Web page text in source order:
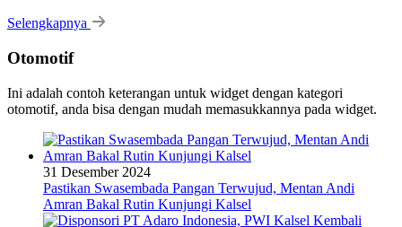
Selengkapnya
Otomotif
Ini adalah contoh keterangan untuk widget dengan kategori
otomotif, anda bisa dengan mudah memasukkannya pada widget.
31 Desember 2024
Pastikan Swasembada Pangan Terwujud, Mentan Andi
Amran Bakal Rutin Kunjungi Kalsel